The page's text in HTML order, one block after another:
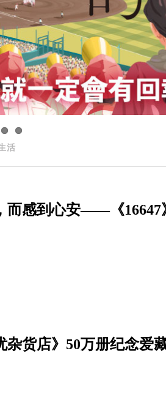
活
而感到心安——《16647
杂货店》50万册纪念爱